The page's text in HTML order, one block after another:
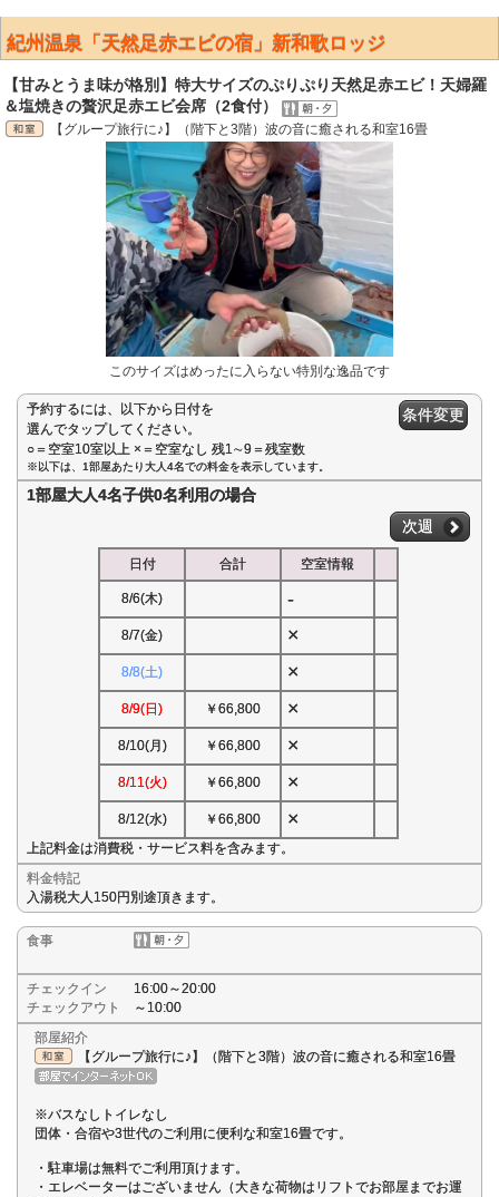
紀州温泉「天然足赤エビの宿」新和歌ロッジ
【甘みとうま味が格別】特大サイズのぷりぷり天然足赤エビ！天婦羅
＆塩焼きの贅沢足赤エビ会席（2食付）
【グループ旅行に♪】（階下と3階）波の音に癒される和室16畳
このサイズはめったに入らない特別な逸品です
予約するには、以下から日付を
選んでタップしてください。
○＝空室10室以上 ×＝空室なし 残1∼9＝残室数
条件変更
※以下は、1部屋あたり大人4名での料金を表示しています。
1部屋大人4名子供0名利用の場合
次週
日付 合計 空室情報
8/6(木) -
8/7(金) ×
8/8(土) ×
8/9(日) ￥66,800 ×
8/10(月) ￥66,800 ×
8/11(火) ￥66,800 ×
8/12(水) ￥66,800 ×
上記料金は消費税・サービス料を含みます。
料金特記
入湯税大人150円別途頂きます。
食事
チェックイン
16:00～20:00
チェックアウト
～10:00
部屋紹介
【グループ旅行に♪】（階下と3階）波の音に癒される和室16畳
※バスなしトイレなし
団体・合宿や3世代のご利用に便利な和室16畳です。
・駐車場は無料でご利用頂けます。
・エレベーターはございません（大きな荷物はリフトでお部屋までお運